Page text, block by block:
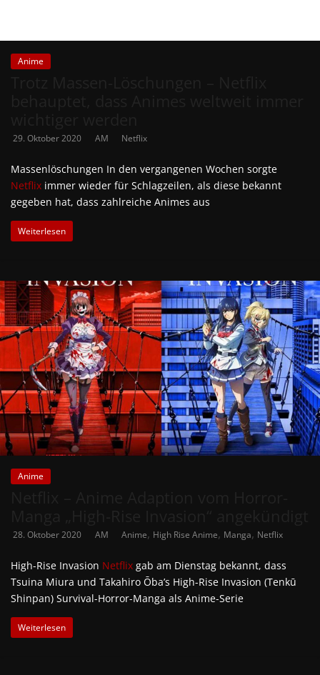
Anime
29. Oktober 2020 AM Netflix
Massenlöschungen In den vergangenen Wochen sorgte
Netflix immer wieder für Schlagzeilen, als diese bekannt
gegeben hat, dass zahlreiche Animes aus
Weiterlesen
Anime
28. Oktober 2020 AM Anime, High Rise Anime, Manga, Netflix
High-Rise Invasion Netflix gab am Dienstag bekannt, dass
Tsuina Miura und Takahiro Ōba’s High-Rise Invasion (Tenkū
Shinpan) Survival-Horror-Manga als Anime-Serie
Weiterlesen